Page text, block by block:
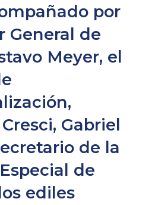
por
General de
Meyer, el
Gabriel
de la
de
ediles